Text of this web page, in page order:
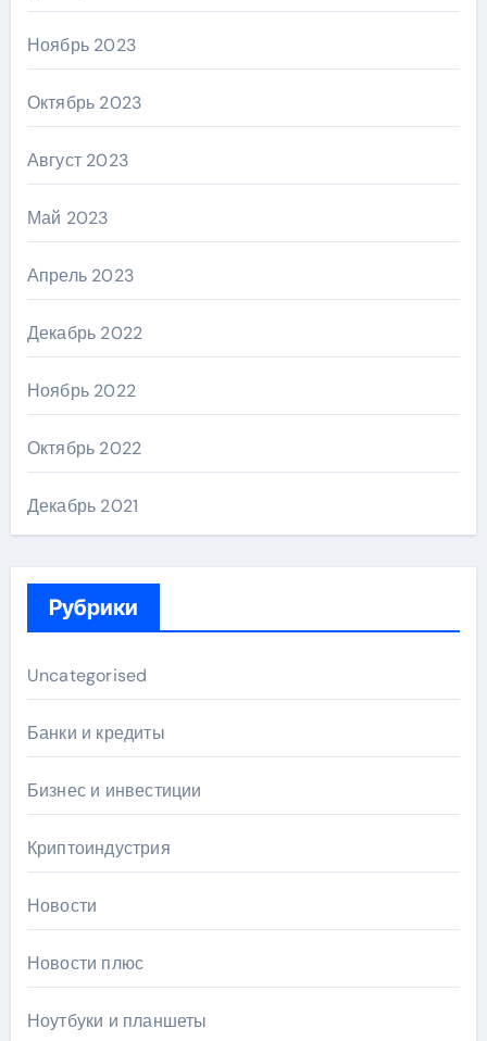
Ноябрь 2023
Октябрь 2023
Август 2023
Май 2023
Апрель 2023
Декабрь 2022
Ноябрь 2022
Октябрь 2022
Декабрь 2021
Рубрики
Uncategorised
Банки и кредиты
Бизнес и инвестиции
Криптоиндустрия
Новости
Новости плюс
Ноутбуки и планшеты